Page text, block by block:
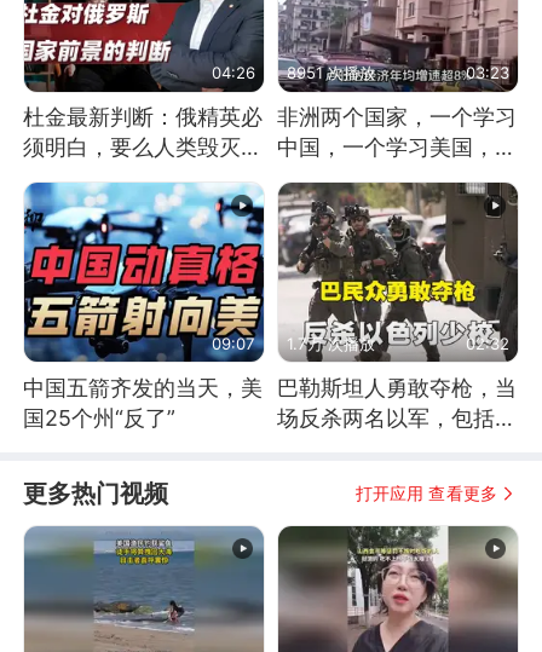
04:26
杜金最新判断：俄精英必
须明白，要么人类毁灭，
要么俄毁灭
8951 次播放 03:23
非洲两个国家，一个学习
中国，一个学习美国，结
果怎么样了？
09:07
中国五箭齐发的当天，美
国25个州“反了”
1.7万 次播放 02:32
巴勒斯坦人勇敢夺枪，当
场反杀两名以军，包括一
更多热门视频 打开应用 查看更多